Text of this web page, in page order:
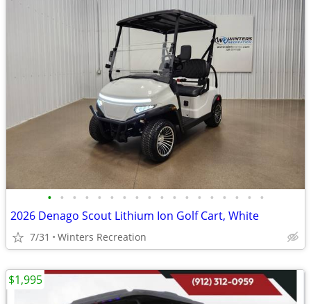
• • • • • • • • • • • • • • • • • •
2026 Denago Scout Lithium Ion Golf Cart, White
7/31 Winters Recreation
$1,995